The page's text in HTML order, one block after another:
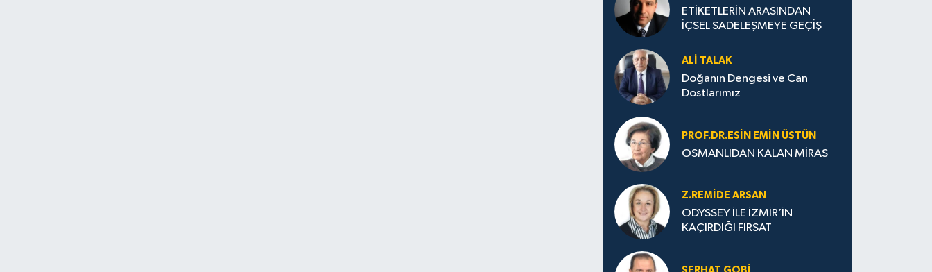
ETİKETLERİN ARASINDAN
İÇSEL SADELEŞMEYE GEÇİŞ
ALI TALAK
Doğanın Dengesi ve Can
Dostlarımız
PROF.DR.ESIN EMIN ÜSTÜN
OSMANLIDAN KALAN MİRAS
Z.REMIDE ARSAN
ODYSSEY İLE İZMİR’İN
KAÇIRDIĞI FIRSAT